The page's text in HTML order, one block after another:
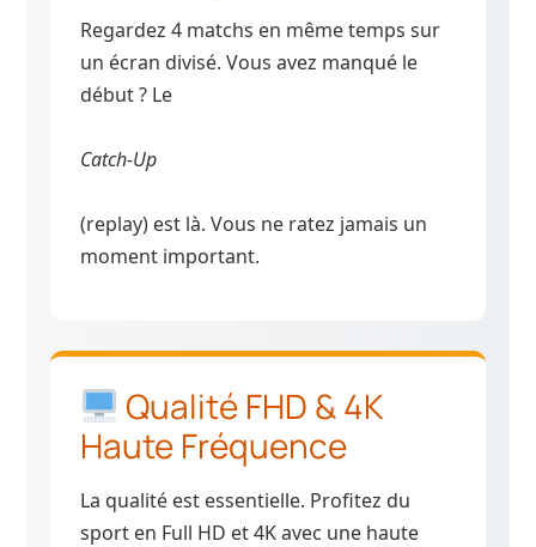
Regardez 4 matchs en même temps sur
un écran divisé. Vous avez manqué le
début ? Le
Catch-Up
(replay) est là. Vous ne ratez jamais un
moment important.
Qualité FHD & 4K
Haute Fréquence
La qualité est essentielle. Profitez du
sport en Full HD et 4K avec une haute